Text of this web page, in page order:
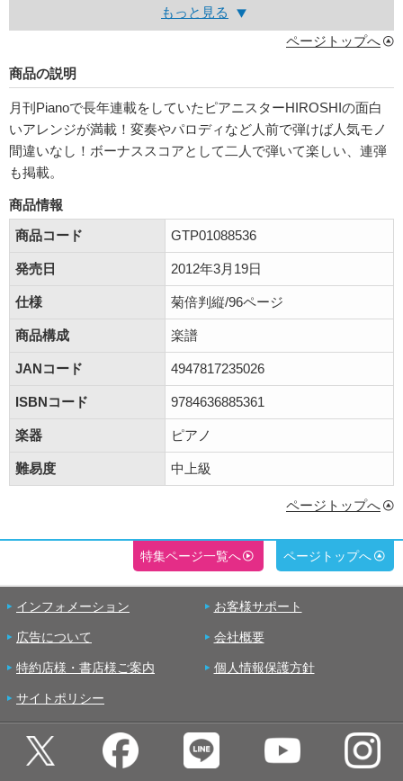
もっと見る
ページトップへ
商品の説明
月刊Pianoで長年連載をしていたピアニスターHIROSHIの面白
いアレンジが満載！変奏やパロディなど人前で弾けば人気モノ
間違いなし！ボーナススコアとして二人で弾いて楽しい、連弾
も掲載。
商品情報
商品コード
GTP01088536
発売日 2012年3月19日
仕様 菊倍判縦/96ページ
商品構成 楽譜
JANコード 4947817235026
ISBNコード 9784636885361
楽器 ピアノ
難易度 中上級
ページトップへ
特集ページ一覧へ ページトップへ
インフォメーション お客様サポート
広告について 会社概要
特約店様・書店様ご案内 個人情報保護方針
サイトポリシー